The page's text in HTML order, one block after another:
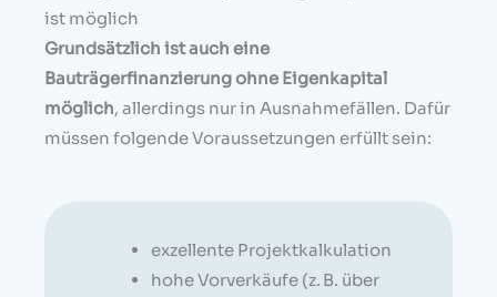
ist möglich
Grundsätzlich ist auch eine
Bauträgerfinanzierung ohne Eigenkapital
möglich, allerdings nur in Ausnahmefällen. Dafür
müssen folgende Voraussetzungen erfüllt sein:
exzellente Projektkalkulation
hohe Vorverkäufe (z. B. über